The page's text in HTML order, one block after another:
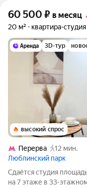
60 500 ₽ в месяц
20 м² квартира-студия
3D-тур
высокий спрос
Перерва
12 мин.
Люблинский парк
Сдаётся студия
на 7 этаже в 33-